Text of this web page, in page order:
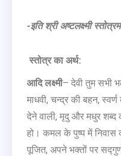
-इति श्री अष्टलक्ष्मी
स्तोत्र का अर्थ:
आदि लक्ष्मी– देवी तुम सभी
माधवी, चन्द्र की बहन, स्वर्ण
देने वाली, मृदु और मधुर शब्द
हो। कमल के पुष्प में निवास
पूजित, अपने भक्तों पर